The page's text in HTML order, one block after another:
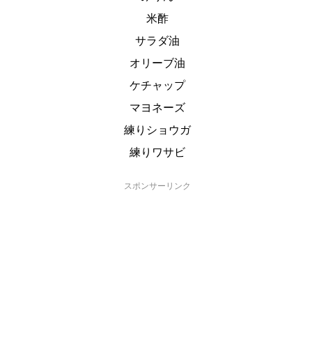
米酢
サラダ油
オリーブ油
ケチャップ
マヨネーズ
練りショウガ
練りワサビ
スポンサーリンク